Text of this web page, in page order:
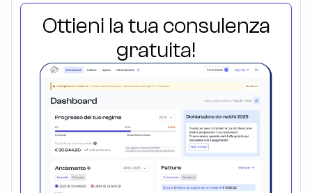
Ottieni la tua consulenza
gratuita!